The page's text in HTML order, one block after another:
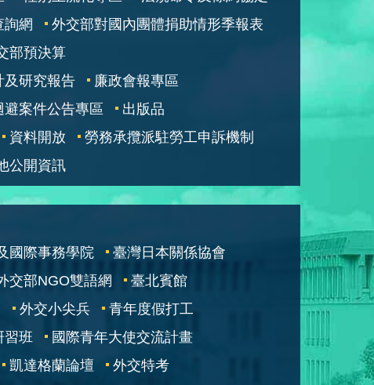
詢網
外交部對國內團體捐助情形季報表
部預決算
及研究報告
廉政會報專區
案件公告專區
出版品
資料開放
勞務承攬派駐勞工申訴機制
公開資訊
國際事務學院
臺灣日本關係協會
交部NGO雙語網
臺北賓館
外交小尖兵
青年度假打工
習班
國際青年大使交流計畫
凱達格蘭論壇
外交特考